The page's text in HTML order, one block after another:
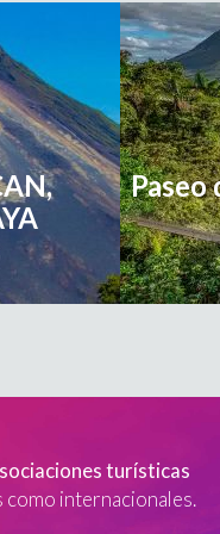
Paseo
turísticas
como internacionales.